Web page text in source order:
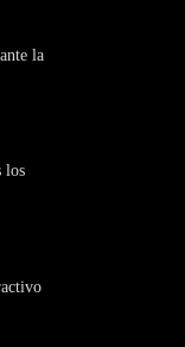
la
los